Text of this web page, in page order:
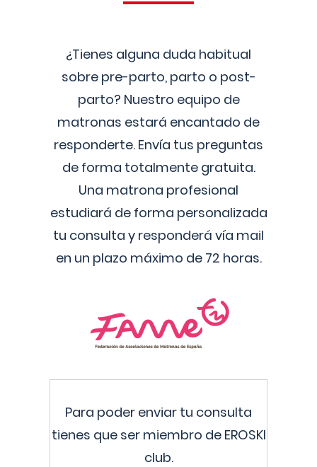
¿Tienes alguna duda habitual
sobre pre-parto, parto o post-
parto? Nuestro equipo de
matronas estará encantado de
responderte. Envía tus preguntas
de forma totalmente gratuita.
Una matrona profesional
estudiará de forma personalizada
tu consulta y responderá vía mail
en un plazo máximo de 72 horas.
Para poder enviar tu consulta
tienes que ser miembro de EROSKI
club.